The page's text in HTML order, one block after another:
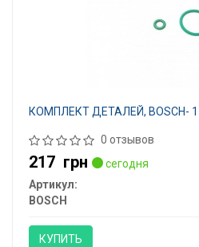
КОМПЛЕКТ ДЕТАЛЕЙ, BOSCH- 1
0 отзывов
217 грн
сегодня
Артикул:
BOSCH
КУПИТЬ